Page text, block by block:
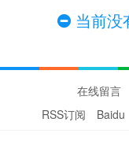
当前没
在线留言
RSS订阅
Baidu